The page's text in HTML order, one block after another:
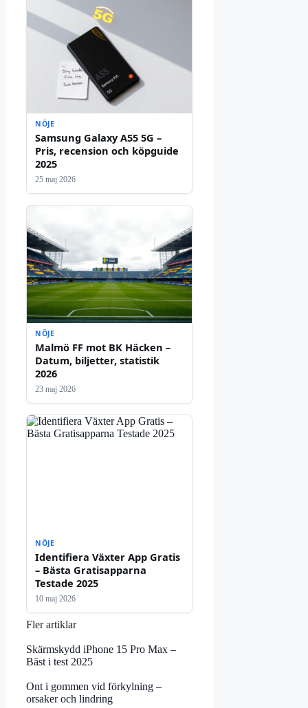
NÖJE
Samsung Galaxy A55 5G –
Pris, recension och köpguide
2025
25 maj 2026
NÖJE
Malmö FF mot BK Häcken –
Datum, biljetter, statistik
2026
23 maj 2026
NÖJE
Identifiera Växter App Gratis
– Bästa Gratisapparna
Testade 2025
10 maj 2026
Fler artiklar
Skärmskydd iPhone 15 Pro Max –
Bäst i test 2025
Ont i gommen vid förkylning –
orsaker och lindring